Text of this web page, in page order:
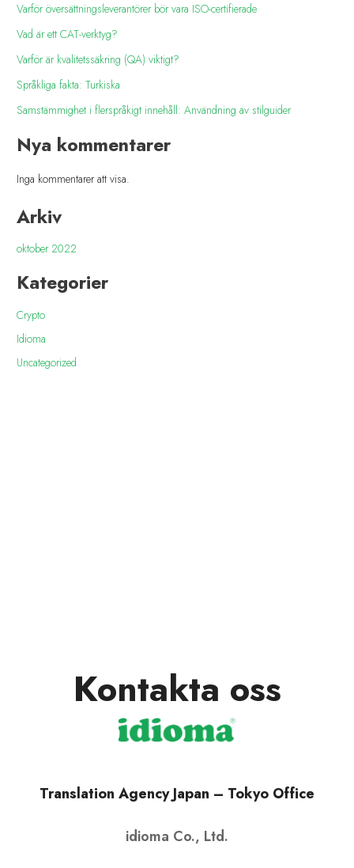
Varför översättningsleverantörer bör vara ISO-certifierade
Vad är ett CAT-verktyg?
Varför är kvalitetssäkring (QA) viktigt?
Språkliga fakta: Turkiska
Samstämmighet i flerspråkigt innehåll: Användning av stilguider
Nya kommentarer
Inga kommentarer att visa.
Arkiv
oktober 2022
Kategorier
Crypto
Idioma
Uncategorized
Kontakta oss
Translation Agency Japan – Tokyo Office
idioma Co., Ltd.